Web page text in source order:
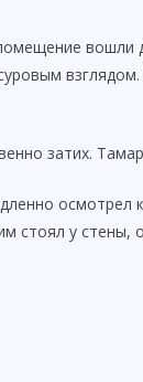
вошли
взглядом.
затих.
осмотрел
стоял у стены,